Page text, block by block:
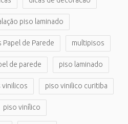
piso laminado
Papel de Parede multipisos
de parede piso laminado
vinilicos piso vinilico curitiba
piso vinílico